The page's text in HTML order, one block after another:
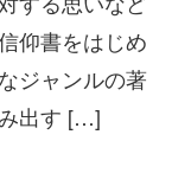
仰書をはじめ
ジャンルの著
出す […]